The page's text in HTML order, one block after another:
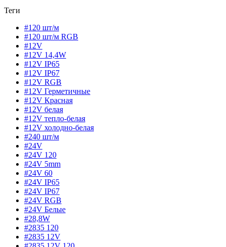
Теги
#120 шт/м
#120 шт/м RGB
#12V
#12V 14,4W
#12V IP65
#12V IP67
#12V RGB
#12V Герметичные
#12V Красная
#12V белая
#12V тепло-белая
#12V холодно-белая
#240 шт/м
#24V
#24V 120
#24V 5mm
#24V 60
#24V IP65
#24V IP67
#24V RGB
#24V Белые
#28,8W
#2835 120
#2835 12V